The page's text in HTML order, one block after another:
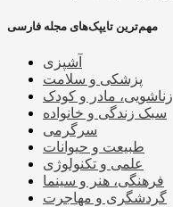
مهم‌ترین تایپک‌های مجله فارسی
آشپزی
پزشکی و سلامت
زناشویی، مادر و کودک
سبک زندگی و خانواده
سرگرمی
طبیعت و حیوانات
علمی و تکنولوژی
فرهنگی، هنر و سینما
گردشگری و مهاجرت